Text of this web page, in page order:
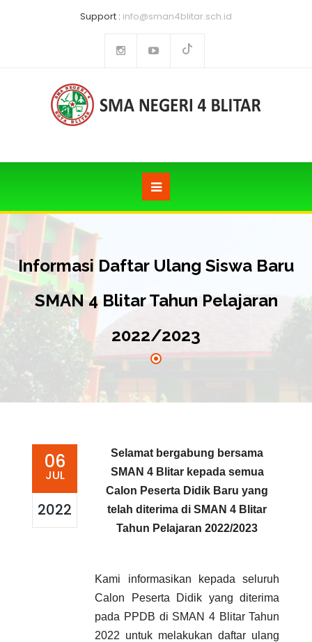
Support : info@sman4blitar.sch.id
Informasi Daftar Ulang Siswa Baru
SMAN 4 Blitar Tahun Pelajaran
2022/2023
06
JUL
2022
Selamat bergabung bersama
SMAN 4Blitar kepada semua
Calon Peserta Didik Baruyang
telah diterima di SMAN 4 Blitar
Tahun Pelajaran 2022/2023
Kami informasikan kepada seluruh
Calon Peserta
Didik yangditerima
pada PPDB di SMAN 4 BlitarTahun
2022 untuk melakukan daftar ulang